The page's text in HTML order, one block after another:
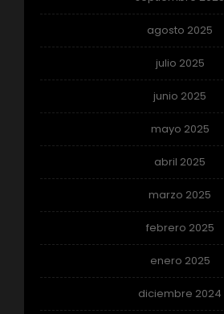
agosto 2025
julio 2025
junio 2025
mayo 2025
abril 2025
marzo 2025
febrero 2025
enero 2025
diciembre 2024